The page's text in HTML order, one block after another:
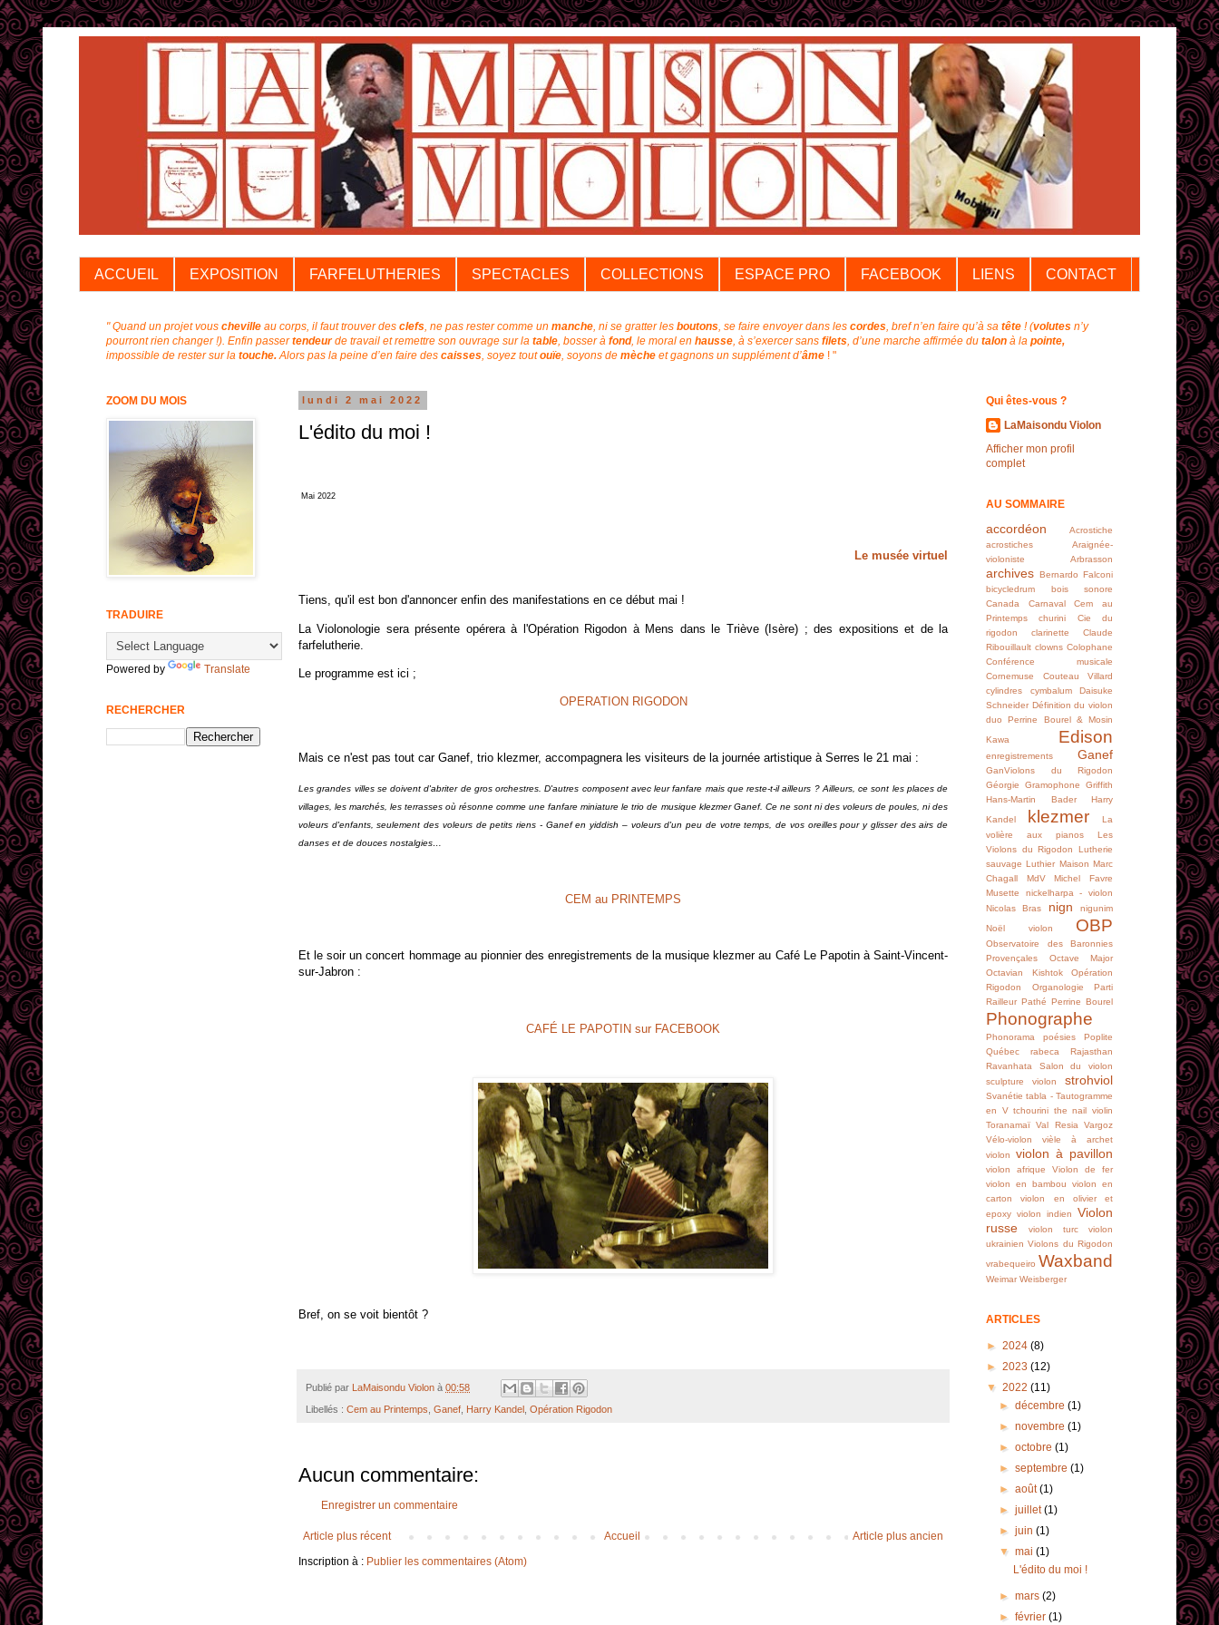
ACCUEIL EXPOSITION FARFELUTHERIES SPECTACLES COLLECTIONS ESPACE PRO FACEBOOK LIENS CONTACT
" Quand un projet vous cheville au corps, il faut trouver des clefs, ne pas rester comme un manche, ni se gratter les boutons, se faire envoyer dans les cordes, bref n’en faire qu’à sa tête !(volutes n’y
pourront rien changer !). Enfin passertendeurde travail et remettre son ouvrage sur la table, bosser à fond, le moral en hausse, à s’exercer sans filets, d’une marche affirmée du talon à la pointe,
impossible de rester sur la touche.Alors pas la peine d’en faire des caisses, soyez toutouïe, soyons de mèche et gagnons un supplément d’âme ! "
lundi 2 mai 2022
L'édito du moi !
Mai 2022
Le musée virtuel
Tiens, qu'il est bon d'annoncer enfin des manifestations en ce début mai !
La Violonologie sera présente opérera à l'Opération Rigodon à Mens dans le Triève (Isère) ; des expositions et de la
farfelutherie.
Le programme est ici ;
OPERATION RIGODON
Mais ce n'est pas tout car Ganef, trio klezmer, accompagnera les visiteurs de la journée artistique à Serres le 21 mai :
Les grandes villes se doivent d'abriter de gros orchestres. D'autres composent avec leur fanfare mais que reste-t-il ailleurs ? Ailleurs, ce sont les places de
villages, les marchés, les terrasses où résonne comme une fanfare miniature le trio de musique klezmer Ganef. Ce ne sont ni des voleurs de poules, ni des
voleurs d'enfants, seulement des voleurs de petits riens - Ganef en yiddish – voleurs d'un peu de votre temps, de vos oreilles pour y glisser des airs de
danses et de douces nostalgies…
CEM au PRINTEMPS
Et le soir un concert hommage au pionnier des enregistrements de la musique klezmer au Café Le Papotin à Saint-Vincent-
sur-Jabron :
CAFÉ LE PAPOTIN sur FACEBOOK
Bref, on se voit bientôt ?
Publié par LaMaisondu Violon à 00:58
Libellés : Cem au Printemps Ganef Harry Kandel Opération Rigodon
Aucun commentaire:
Enregistrer un commentaire
Article plus récent Article plus ancien
Accueil
Inscription à : Publier les commentaires (Atom)
ZOOM DU MOIS
TRADUIRE
Powered by Translate
RECHERCHER
Qui êtes-vous ?
LaMaisondu Violon
Afficher mon profil
complet
AU SOMMAIRE
accordéon
Acrostiche
acrostiches
Araignée-
violoniste
Arbrasson
archives Bernardo Falconi
bicycledrum
bois sonore
Canada
Carnaval
Cem au
Printemps
churini
Cie du
rigodon
clarinette
Claude
Ribouillault clowns Colophane
Conférence musicale
Cornemuse
Couteau Villard
cylindres
cymbalum
Daisuke
Schneider Définition du violon
duo Perrine Bourel & Mosin
Kawa
Edison
enregistrements Ganef
GanViolons du Rigodon
Géorgie
Gramophone
Griffith
Hans-Martin Bader
Harry
Kandel
klezmer
La
volière aux pianos
Les
Violons du Rigodon
Lutherie
sauvage Luthier Maison Marc
Chagall
MdV
Michel Favre
Musette
nickelharpa - violon
Nicolas Bras
nign
nigunim
Noël violon
OBP
Observatoire des Baronnies
Provençales
Octave Major
Octavian Kishtok
Opération
Rigodon
Organologie
Parti
Railleur Pathé Perrine Bourel
Phonographe
Phonorama poésies
Poplite
Québec
rabeca
Rajasthan
Ravanhata
Salon du violon
sculpture violon
strohviol
Svanétie tabla - Tautogramme
en V tchourini the nail violin
Toranamaï Val Resia
Vargoz
Vélo-violon
vièle à archet
violon
violon à pavillon
violon afrique
Violon de fer
violon en bambou
violon en
carton
violon en olivier et
epoxy violon indien
Violon
russe
violon turc
violon
ukrainien Violons du Rigodon
vrabequeiro Waxband
Weimar Weisberger
ARTICLES
► 2024 (8)
► 2023 (12)
▼ 2022 (11)
►décembre(1)
►novembre(1)
►octobre(1)
►septembre(1)
►août(1)
►juillet(1)
►juin(1)
▼mai(1)
L'édito du moi !
►mars(2)
►février(1)